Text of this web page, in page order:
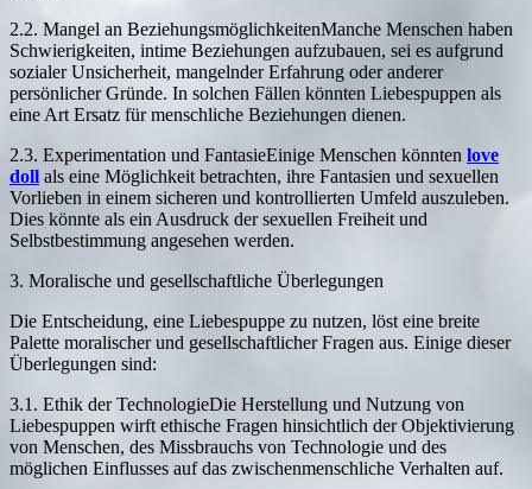
2.2. Mangel an BeziehungsmöglichkeitenManche Menschen haben
Schwierigkeiten, intime Beziehungen aufzubauen, sei es aufgrund
sozialer Unsicherheit, mangelnder Erfahrung oder anderer
persönlicher Gründe. In solchen Fällen könnten Liebespuppen als
eine Art Ersatz für menschliche Beziehungen dienen.
2.3. Experimentation und FantasieEinige Menschen könnten love
doll als eine Möglichkeit betrachten, ihre Fantasien und sexuellen
Vorlieben in einem sicheren und kontrollierten Umfeld auszuleben.
Dies könnte als ein Ausdruck der sexuellen Freiheit und
Selbstbestimmung angesehen werden.
3. Moralische und gesellschaftliche Überlegungen
Die Entscheidung, eine Liebespuppe zu nutzen, löst eine breite
Palette moralischer und gesellschaftlicher Fragen aus. Einige dieser
Überlegungen sind:
3.1. Ethik der TechnologieDie Herstellung und Nutzung von
Liebespuppen wirft ethische Fragen hinsichtlich der Objektivierung
von Menschen, des Missbrauchs von Technologie und des
möglichen Einflusses auf das zwischenmenschliche Verhalten auf.